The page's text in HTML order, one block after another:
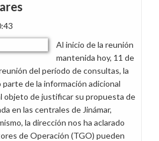
Al inicio de la reunión
mantenida hoy, 11 de
del período de consultas, la
de la información adicional
objeto de justificar su propuesta de
en las centrales de Jinámar,
la dirección nos ha aclarado
de Operación (TGO) pueden